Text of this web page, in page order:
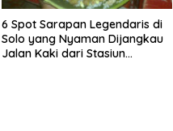
6 Spot Sarapan Legendaris di
Solo yang Nyaman Dijangkau
Jalan Kaki dari Stasiun